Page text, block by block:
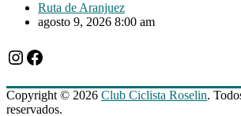
Ruta de Aranjuez
agosto 9, 2026 8:00 am
Instagram
Facebook
Copyright © 2026 Club Ciclista Roselin.
reservados.